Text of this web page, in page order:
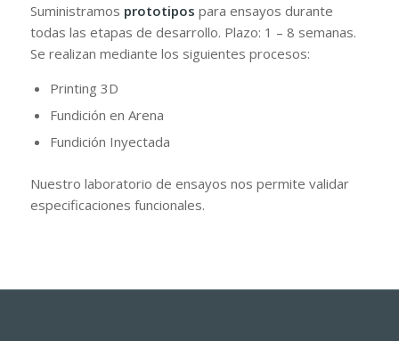
Suministramos prototipos para ensayos durante
todas las etapas de desarrollo. Plazo: 1 – 8 semanas.
Se realizan mediante los siguientes procesos:
Printing 3D
Fundición en Arena
Fundición Inyectada
Nuestro laboratorio de ensayos nos permite validar
especificaciones funcionales.